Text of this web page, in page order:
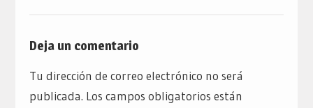
Deja un comentario
Tu dirección de correo electrónico no será
publicada. Los campos obligatorios están